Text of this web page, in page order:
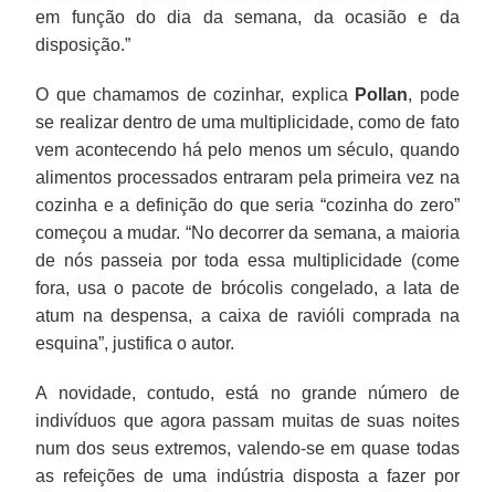
em função do dia da semana, da ocasião e da
disposição.”
O que chamamos de cozinhar, explica Pollan, pode
se realizar dentro de uma multiplicidade, como de fato
vem acontecendo há pelo menos um século, quando
alimentos processados entraram pela primeira vez na
cozinha e a definição do que seria “cozinha do zero”
começou a mudar. “No decorrer da semana, a maioria
de nós passeia por toda essa multiplicidade (come
fora, usa o pacote de brócolis congelado, a lata de
atum na despensa, a caixa de ravióli comprada na
esquina”, justifica o autor.
A novidade, contudo, está no grande número de
indivíduos que agora passam muitas de suas noites
num dos seus extremos, valendo-se em quase todas
as refeições de uma indústria disposta a fazer por